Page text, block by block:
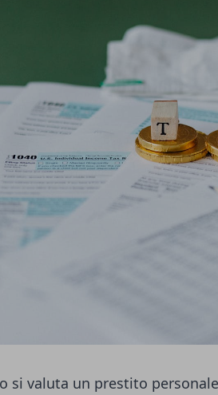
si valuta un prestito